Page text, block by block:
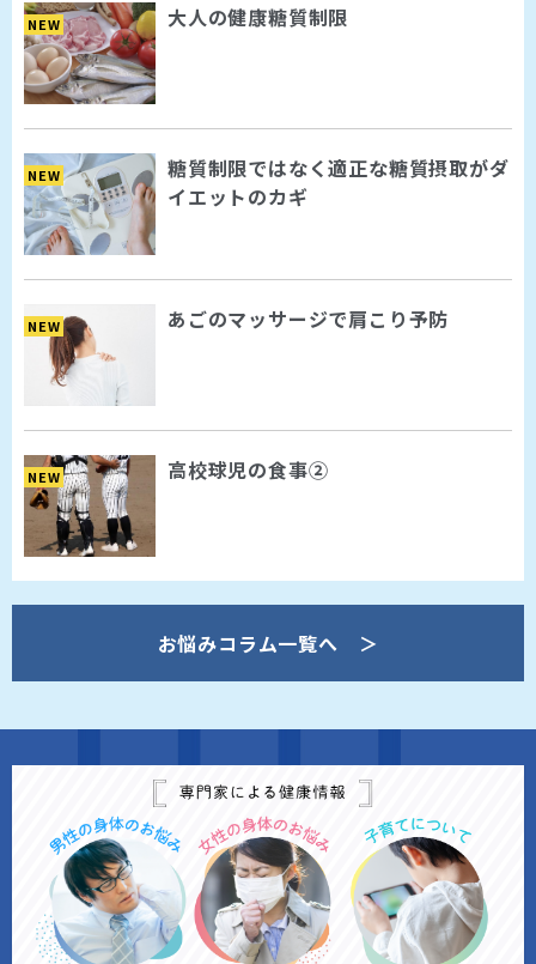
NEW 大人の健康糖質制限
NEW
糖質制限ではなく適正な糖質摂取がダ
イエットのカギ
NEW あごのマッサージで肩こり予防
NEW 高校球児の食事②
お悩みコラム一覧へ ＞